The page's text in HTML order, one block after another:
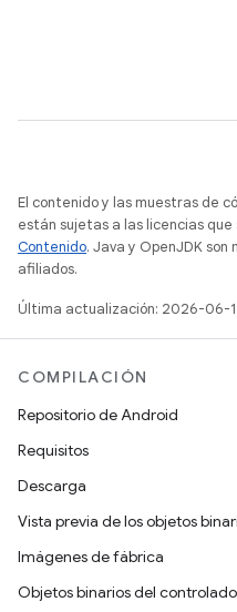
El contenido y las muestras de
están sujetas a las licencias que
Contenido. Java y OpenJDK
afiliados.
Última actualización: 2026-06-
COMPILACIÓN
Repositorio de Android
Requisitos
Descarga
Vista previa de los objetos
Imágenes de fábrica
Objetos binarios del